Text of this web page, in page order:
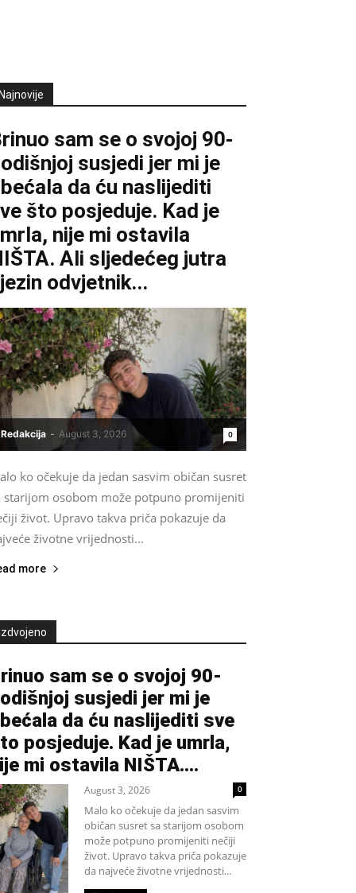
sam se o svojoj 90-
susjedi jer mi je
da ću naslijediti
što posjeduje. Kad je
nije mi ostavila
Ali sljedećeg jutra
odvjetnik...
Redakcija - August 3, 2026 0
ko očekuje da jedan sasvim običan susret
starijom osobom može potpuno promijeniti
život. Upravo takva priča pokazuje da
životne vrijednosti...
more
sam se o svojoj 90-
susjedi jer mi je
da ću naslijediti sve
posjeduje. Kad je umrla,
mi ostavila NIŠTA....
August 3, 2026 0
Malo ko očekuje da jedan sasvim
običan susret sa starijom osobom
može potpuno promijeniti nečiji
život. Upravo takva priča pokazuje
da najveće životne vrijednosti...